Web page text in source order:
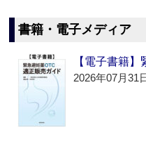
書籍・電子メディア
【電子書籍
2026年07月31